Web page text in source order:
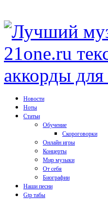
Новости
Ноты
Статьи
Обучение
Скороговорки
Онлайн игры
Концерты
Мир музыки
От себя
Биографии
Наши песни
Gtp табы